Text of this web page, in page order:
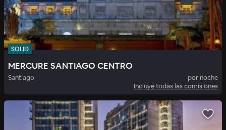
SOLID
MERCURE SANTIAGO CENTRO
Santiago
por noche
Incluye todas las comisiones